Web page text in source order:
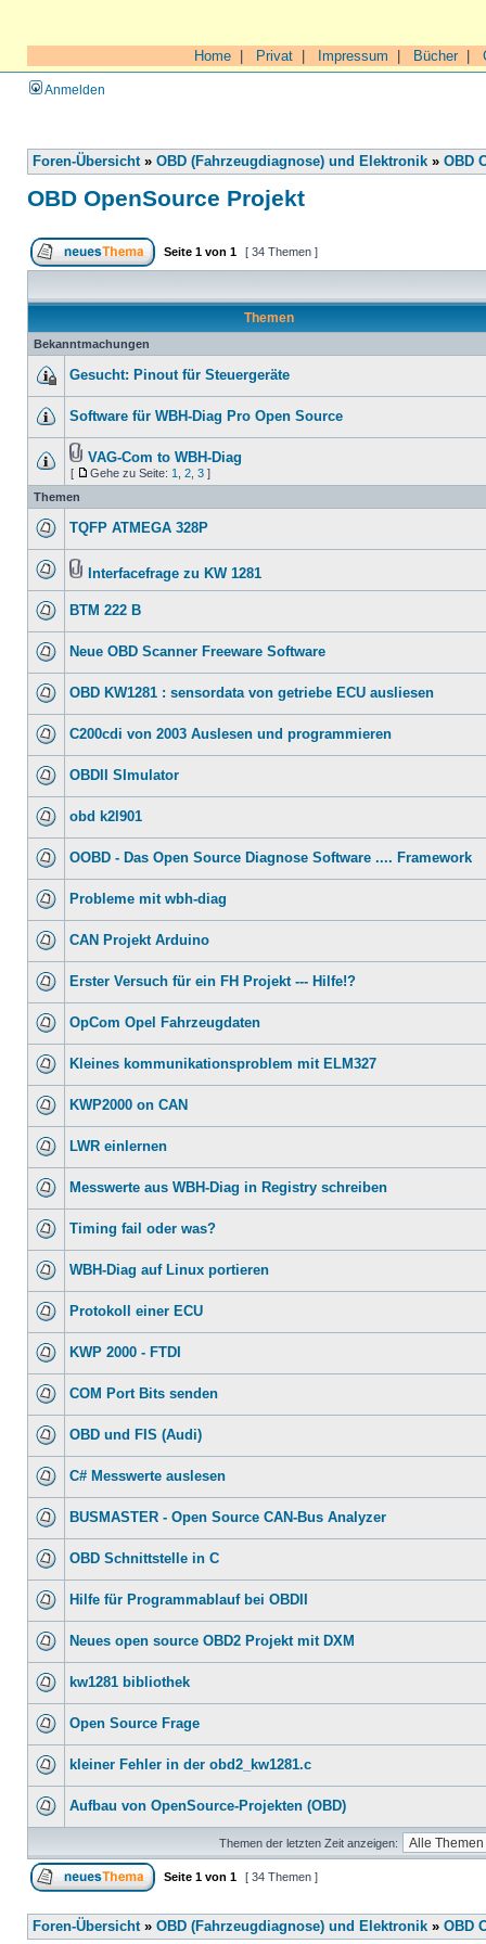
Home Privat Impressum Bücher|
Anmelden
Foren-Übersicht» OBD (Fahrzeugdiagnose) und Elektronik » OBD
OBD OpenSource Projekt
Seite 1 von 1 [ 34 Themen ]
Themen
Bekanntmachungen
Gesucht: Pinout für Steuergeräte
Software für WBH-Diag Pro Open Source
VAG-Com to WBH-Diag
[ Gehe zu Seite: 1 2 3 ]
Themen
TQFP ATMEGA 328P
Interfacefrage zu KW 1281
BTM 222 B
Neue OBD Scanner Freeware Software
OBD KW1281 : sensordata von getriebe ECU ausliesen
C200cdi von 2003 Auslesen und programmieren
OBDII SImulator
obd k2l901
OOBD - Das Open Source Diagnose Software .... Framework
Probleme mit wbh-diag
CAN Projekt Arduino
Erster Versuch für ein FH Projekt --- Hilfe!?
OpCom Opel Fahrzeugdaten
Kleines kommunikationsproblem mit ELM327
KWP2000 on CAN
LWR einlernen
Messwerte aus WBH-Diag in Registry schreiben
Timing fail oder was?
WBH-Diag auf Linux portieren
Protokoll einer ECU
KWP 2000 - FTDI
COM Port Bits senden
OBD und FIS (Audi)
C# Messwerte auslesen
BUSMASTER - Open Source CAN-Bus Analyzer
OBD Schnittstelle in C
Hilfe für Programmablauf bei OBDII
Neues open source OBD2 Projekt mit DXM
kw1281 bibliothek
Open Source Frage
kleiner Fehler in der obd2_kw1281.c
Aufbau von OpenSource-Projekten (OBD)
Themen der letzten Zeit anzeigen:
Seite 1 von 1 [ 34 Themen ]
Foren-Übersicht» OBD (Fahrzeugdiagnose) und Elektronik » OBD